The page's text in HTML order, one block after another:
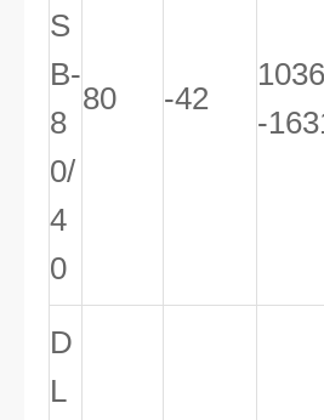
S
B-
8
0/
4
0
80 -42
-
D
L